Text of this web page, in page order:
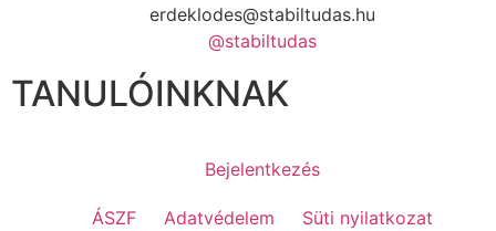
erdeklodes@stabiltudas.hu
@stabiltudas
TANULÓINKNAK
Bejelentkezés
ÁSZF Adatvédelem
Süti nyilatkozat